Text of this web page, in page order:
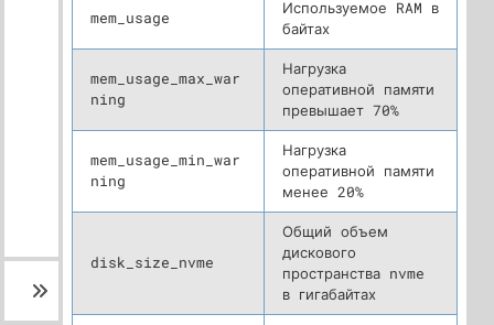
mem_usage
Используемое RAM в
байтах
mem_usage_max_war
ning
Нагрузка
оперативной памяти
превышает 70%
mem_usage_min_war
ning
Нагрузка
оперативной памяти
менее 20%
disk_size_nvme
Общий объем
дискового
пространства nvme
в гигабайтах